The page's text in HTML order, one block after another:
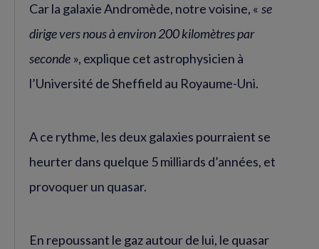
Car la galaxie Andromède, notre voisine, « se
dirige vers nous à environ 200 kilomètres par
seconde », explique cet astrophysicien à
l’Université de Sheffield au Royaume-Uni.
A ce rythme, les deux galaxies pourraient se
heurter dans quelque 5 milliards d’années, et
provoquer un quasar.
En repoussant le gaz autour de lui, le quasar